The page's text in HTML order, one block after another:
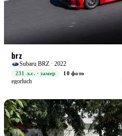
brz
Subaru BRZ · 2022
231 л.с. · замер
10 фото
egorluch